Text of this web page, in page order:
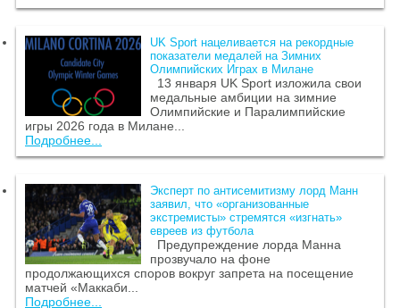
UK Sport нацеливается на рекордные
показатели медалей на Зимних
Олимпийских Играх в Милане
13 января UK Sport изложила свои
медальные амбиции на зимние
Олимпийские и Паралимпийские
игры 2026 года в Милане...
Подробнее...
Эксперт по антисемитизму лорд Манн
заявил, что «организованные
экстремисты» стремятся «изгнать»
евреев из футбола
Предупреждение лорда Манна
прозвучало на фоне
продолжающихся споров вокруг запрета на посещение
матчей «Маккаби...
Подробнее...